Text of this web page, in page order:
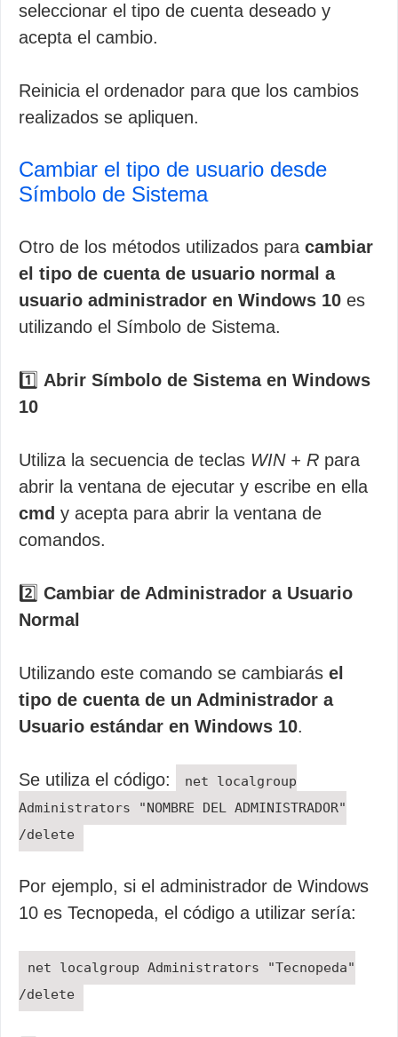
seleccionar el tipo de cuenta deseado y
acepta el cambio.
Reinicia el ordenador para que los cambios
realizados se apliquen.
Cambiar el tipo de usuario desde
Símbolo de Sistema
Otro de los métodos utilizados para cambiar
el tipo de cuenta de usuario normal a
usuario administrador en Windows 10 es
utilizando el Símbolo de Sistema.
1️⃣ Abrir Símbolo de Sistema en Windows
10
Utiliza la secuencia de teclas WIN + R para
abrir la ventana de ejecutar y escribe en ella
cmd y acepta para abrir la ventana de
comandos.
2️⃣ Cambiar de Administrador a Usuario
Normal
Utilizando este comando se cambiarás el
tipo de cuenta de un Administrador a
Usuario estándar en Windows 10.
Se utiliza el código:
net localgroup
Administrators "NOMBRE DEL ADMINISTRADOR"
/delete
Por ejemplo, si el administrador de Windows
10 es Tecnopeda, el código a utilizar sería:
net localgroup Administrators "Tecnopeda"
/delete